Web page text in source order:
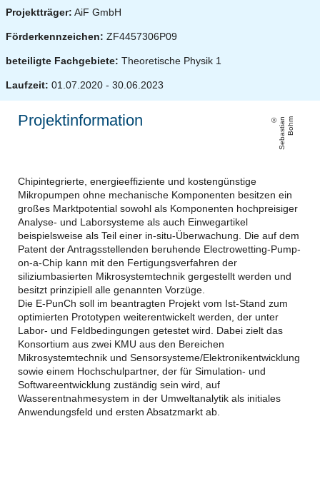
Projektträger: AiF GmbH
Förderkennzeichen: ZF4457306P09
beteiligte Fachgebiete: Theoretische Physik 1
Laufzeit: 01.07.2020 - 30.06.2023
Projektinformation S
e
b
a
s
ti
a
n
B
o
hm
Chipintegrierte, energieeffiziente und kostengünstige
Mikropumpen ohne mechanische Komponenten besitzen ein
großes Marktpotential sowohl als Komponenten hochpreisiger
Analyse- und Laborsysteme als auch Einwegartikel
beispielsweise als Teil einer in-situ-Überwachung. Die auf dem
Patent der Antragsstellenden beruhende Electrowetting-Pump-
on-a-Chip kann mit den Fertigungsverfahren der
siliziumbasierten Mikrosystemtechnik gergestellt werden und
besitzt prinzipiell alle genannten Vorzüge.
Die E-PunCh soll im beantragten Projekt vom Ist-Stand zum
optimierten Prototypen weiterentwickelt werden, der unter
Labor- und Feldbedingungen getestet wird. Dabei zielt das
Konsortium aus zwei KMU aus den Bereichen
Mikrosystemtechnik und Sensorsysteme/Elektronikentwicklung
sowie einem Hochschulpartner, der für Simulation- und
Softwareentwicklung zuständig sein wird, auf
Wasserentnahmesystem in der Umweltanalytik als initiales
Anwendungsfeld und ersten Absatzmarkt ab.